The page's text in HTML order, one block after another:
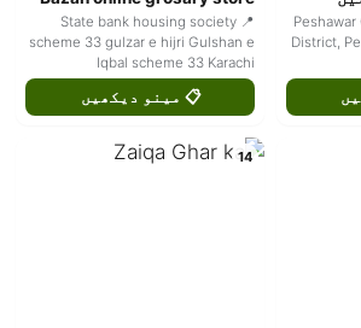
📍
District,
📍 State bank housing society
scheme 33 gulzar e hijri Gulshan e
Iqbal scheme 33 Karachi
📋 مینو دیکھیں
14